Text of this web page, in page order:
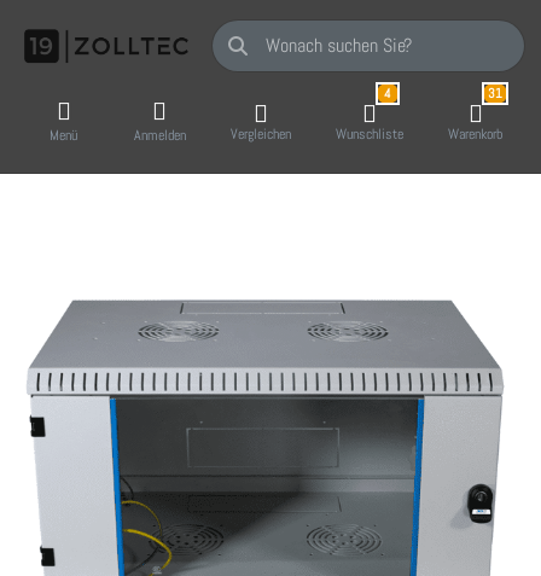
Geben Sie einen Suchbegriff ein. Während
Menü Anmelden Vergleichen
4
Wunschliste
31
Warenkorb